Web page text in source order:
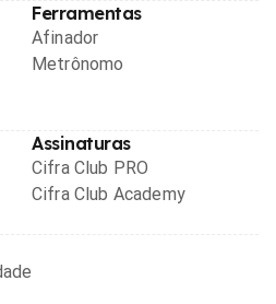
Ferramentas
Afinador
Metrônomo
Assinaturas
Cifra Club PRO
Cifra Club Academy